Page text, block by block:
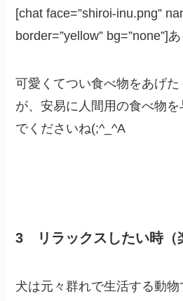
[chat face=”shiroi-inu.png”
border=”yellow” bg=”none”]
可愛くてつい食べ物をあげ
が、安易に人間用の食べ物
でくださいね(;^_^A
3 リラックスしたい時（
犬は元々群れで生活する動